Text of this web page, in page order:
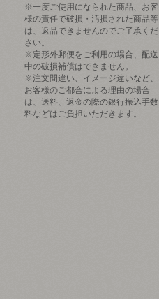
※一度ご使用になられた商品、お客
様の責任で破損・汚損された商品等
は、返品できませんのでご了承くだ
さい。
※定形外郵便をご利用の場合、配送
中の破損補償はできません。
※注文間違い、イメージ違いなど、
お客様のご都合による理由の場合
は、送料、返金の際の銀行振込手数
料などはご負担いただきます。